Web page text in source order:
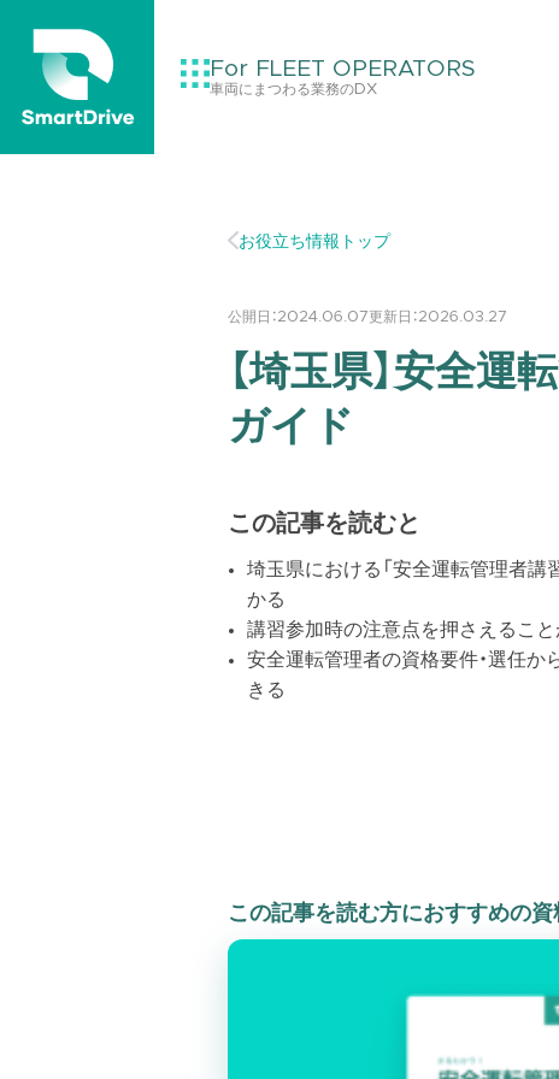
For FLEET OPERATORS
車両にまつわる業務のDX
お役立ち情報トップ
公開日：2024.06.07更新日：2026.03.27
【埼玉県】安全
ガイド
この記事を読むと
埼玉県における「安全運転管理者講
かる
講習参加時の注意点を押さえること
安全運転管理者の資格要件・選任か
きる
この記事を読む方におすすめの資